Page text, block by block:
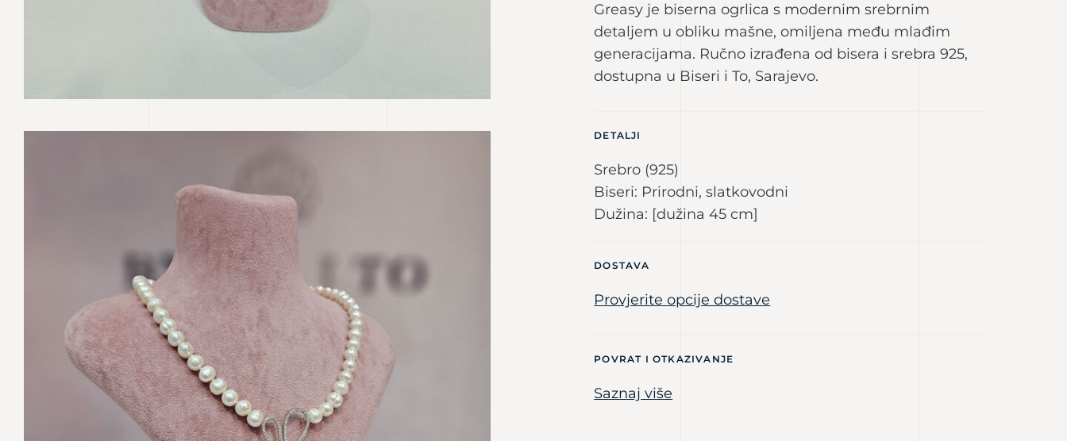
Greasy je biserna ogrlica s modernim srebrnim
detaljem u obliku mašne, omiljena među mlađim
generacijama. Ručno izrađena od bisera i srebra 925,
dostupna u Biseri i To, Sarajevo.
DETALJI
Srebro (925)
Biseri: Prirodni, slatkovodni
Dužina: [dužina 45 cm]
DOSTAVA
Provjerite opcije dostave
POVRAT I OTKAZIVANJE
Saznaj više